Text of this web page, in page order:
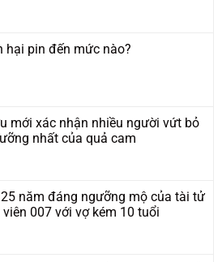
hại pin đến mức nào?
mới xác nhận nhiều người vứt bỏ
nhất của quả cam
năm đáng ngưỡng mộ của tài tử
007 với vợ kém 10 tuổi